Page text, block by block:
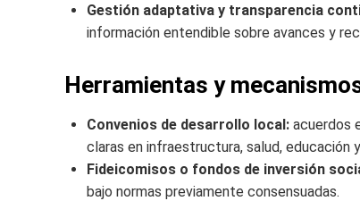
Gestión adaptativa y transparencia
información entendible sobre avances y
Herramientas y
Convenios de desarrollo local: acuerdos
claras en infraestructura, salud, educación
Fideicomisos o fondos de inversión
bajo normas previamente consensuadas.